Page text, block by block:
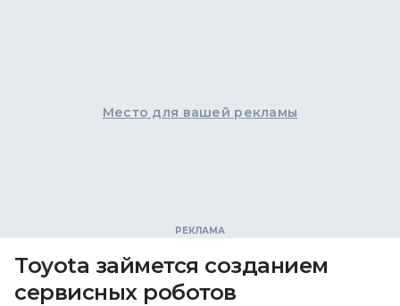
Место для вашей рекламы
Toyota займется созданием
сервисных роботов